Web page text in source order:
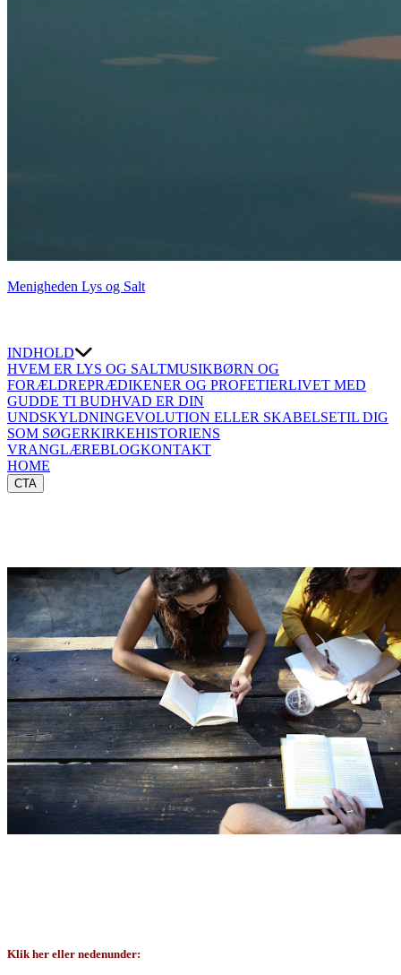
Menigheden Lys og Salt
INDHOLD
HVEM ER LYS OG SALTMUSIKBØRN OG
FORÆLDREPRÆDIKENER OG PROFETIERLIVET MED
GUDDE TI BUDHVAD ER DIN
UNDSKYLDNINGEVOLUTION ELLER SKABELSETIL DIG
SOM SØGERKIRKEHISTORIENS
VRANGLÆREBLOGKONTAKT
HOME
CTA
Klik her eller nedenunder: